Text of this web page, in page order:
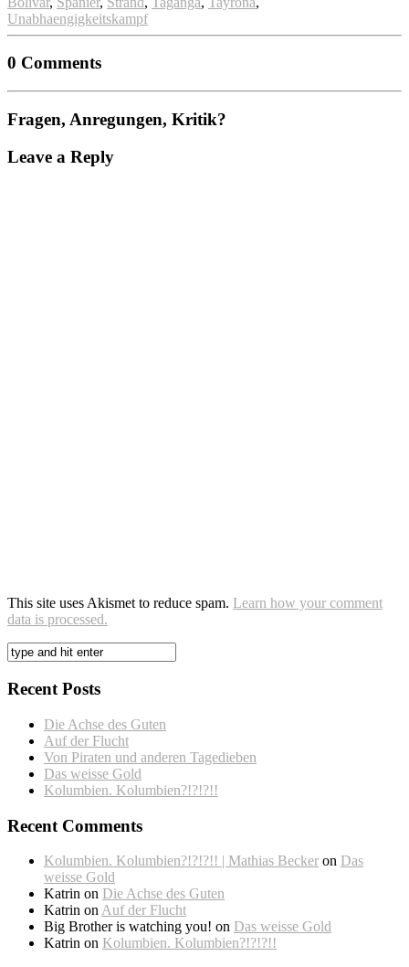
Unabhaengigkeitskampf
0 Comments
Fragen, Anregungen, Kritik?
Leave a Reply
This site uses Akismet to reduce spam. Learn how your comment
data is processed.
Recent Posts
Die Achse des Guten
Auf der Flucht
Von Piraten und anderen Tagedieben
Das weisse Gold
Kolumbien. Kolumbien?!?!?!!
Recent Comments
Kolumbien. Kolumbien?!?!?!! | Mathias Becker on Das
weisse Gold
Katrin on Die Achse des Guten
Katrin on Auf der Flucht
Big Brother is watching you! on Das weisse Gold
Katrin on Kolumbien. Kolumbien?!?!?!!